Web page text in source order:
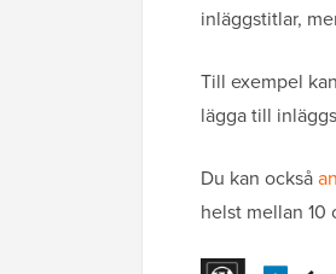
inläggstitlar,
Till exempel
lägga till
Du kan också
helst mellan 10